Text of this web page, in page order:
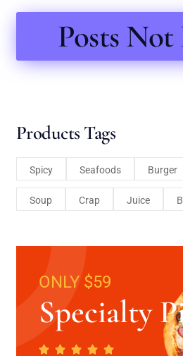
Posts
Products Tags
Spicy Seafoods Burger
Soup Crap Juice
ONLY $59
Specialty